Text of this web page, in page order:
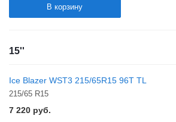
В корзину
15''
Ice Blazer WST3 215/65R15 96T TL
215/65 R15
7 220 руб.